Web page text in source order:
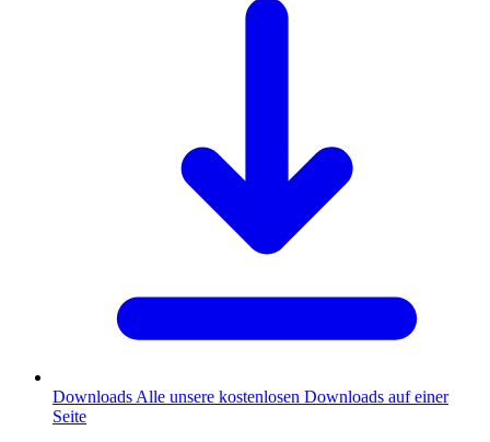
Downloads Alle unsere kostenlosen Downloads auf einer
Seite